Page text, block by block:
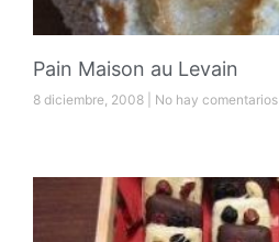
Pain Maison au Levain
8 diciembre, 2008 No hay comentarios